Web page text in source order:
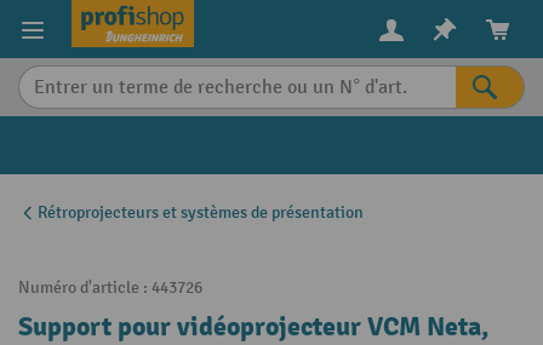
content
Rétroprojecteurs et systèmes de présentation
Numéro d'article : 443726
Support pour vidéoprojecteur VCM Neta,